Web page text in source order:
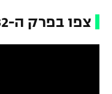
מדיניות פרטיות
אומנויות לחימה
צפו בפרק ה-32 של "מחצית בשכונה"